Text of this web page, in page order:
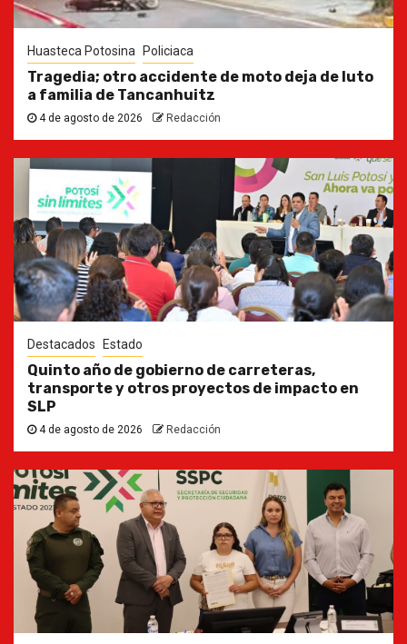
Huasteca Potosina Policiaca
Tragedia; otro accidente de moto deja de luto
a familia de Tancanhuitz
4 de agosto de 2026 Redacción
Destacados Estado
Quinto año de gobierno de carreteras,
transporte y otros proyectos de impacto en
SLP
4 de agosto de 2026 Redacción